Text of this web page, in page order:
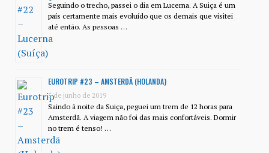
Seguindo o trecho, passei o dia em Lucerna. A Suiça é um
país certamente mais evoluído que os demais que visitei
até então. As pessoas …
EUROTRIP #23 – AMSTERDÃ (HOLANDA)
5 de junho de 2019
Saindo à noite da Suiça, peguei um trem de 12 horas para
Amsterdã. A viagem não foi das mais confortáveis. Dormir
no trem é tenso! …